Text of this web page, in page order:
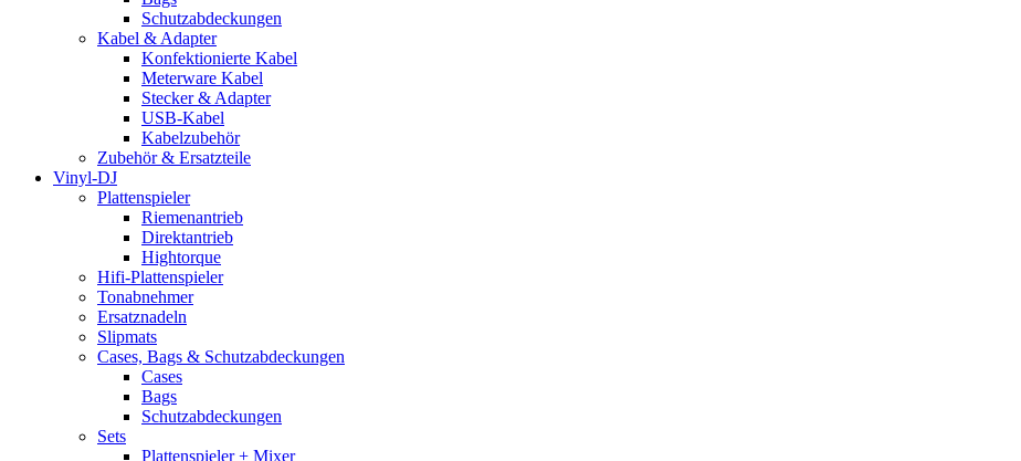
Schutzabdeckungen
Kabel & Adapter
Konfektionierte Kabel
Meterware Kabel
Stecker & Adapter
USB-Kabel
Kabelzubehör
Zubehör & Ersatzteile
Vinyl-DJ
Plattenspieler
Riemenantrieb
Direktantrieb
Hightorque
Hifi-Plattenspieler
Tonabnehmer
Ersatznadeln
Slipmats
Cases, Bags & Schutzabdeckungen
Cases
Bags
Schutzabdeckungen
Sets
Plattenspieler + Mixer